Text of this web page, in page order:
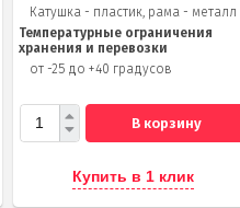
Катушка - пластик, рама - металл
Температурные ограничения
хранения и перевозки
от -25 до +40 градусов
В корзину
Купить в 1 клик